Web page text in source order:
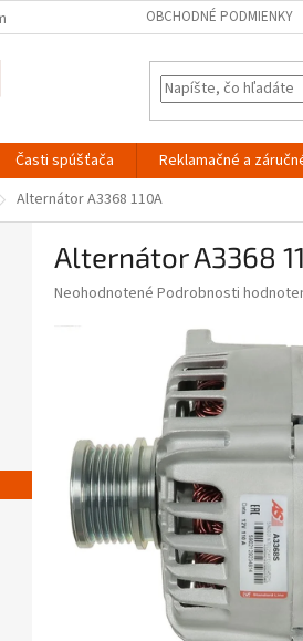
OBCHODNÉ PODMIENKY
Časti spúšťača Reklamačné a
Alternátor A3368 110A
Alternátor A3368
Priemerné
hviezdičiek.
Neohodnotené Podrobnosti